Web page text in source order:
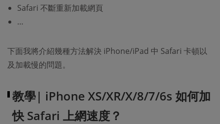
Safari 不斷重新加載網頁
…
下面我將介紹幾種方法解決 iPhone/iPad 中 Safari 卡頓以
及加載慢的問題。
教學| iPhone XS/XR/X/8/7/6s 如何加
快 Safari 上網速度？